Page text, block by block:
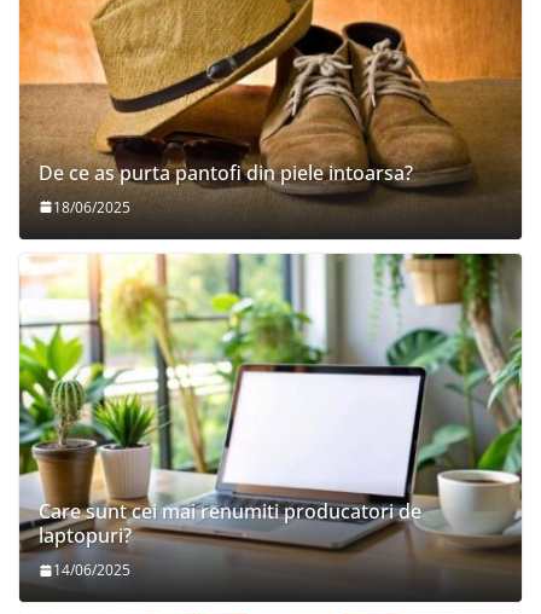
De ce as purta pantofi din piele intoarsa?
18/06/2025
Care sunt cei mai renumiti producatori de
laptopuri?
14/06/2025